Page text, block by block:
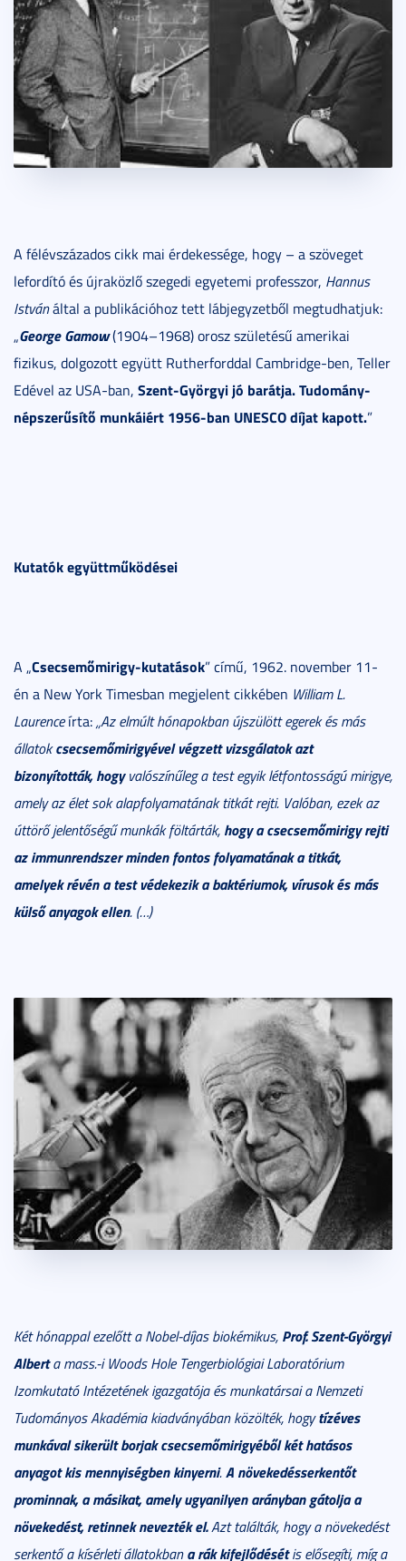
A félévszázados cikk mai érdekessége, hogy – a szöveget
lefordító és újraközlő szegedi egyetemi professzor, Hannus
Istvánáltal a publikációhoz tett lábjegyzetből megtudhatjuk:
„George Gamow(1904–1968) orosz születésű amerikai
fizikus, dolgozott együtt Rutherforddal Cambridge-ben, Teller
Edével az USA-ban, Szent-Györgyi jó barátja. Tudomány-
népszerűsítő munkáiért 1956-ban UNESCO díjat kapott.”
Kutatók együttműködései
A „Csecsemőmirigy-kutatások” című, 1962. november 11-
én a New York Timesban megjelent cikkében William L.
Laurenceírta:„Az elmúlt hónapokban újszülött egerek és más
állatokcsecsemőmirigyével végzett vizsgálatok azt
bizonyították, hogyvalószínűleg a test egyik létfontosságú mirigye,
amely az élet sok alapfolyamatának titkát rejti. Valóban, ezek az
úttörő jelentőségű munkák föltárták, hogy a csecsemőmirigy rejti
az immunrendszer minden fontos folyamatának a titkát,
amelyek révén a test védekezik a baktériumok, vírusok és más
külső anyagok ellen. (…)
Két hónappal ezelőtt a Nobel-díjas biokémikus, Prof. Szent-Györgyi
Alberta mass.-i Woods Hole Tengerbiológiai Laboratórium
Izomkutató Intézetének igazgatója és munkatársai a Nemzeti
Tudományos Akadémia kiadványában közölték, hogytízéves
munkával sikerült borjak csecsemőmirigyéből két hatásos
anyagot kis mennyiségben kinyerni.A növekedésserkentőt
prominnak, a másikat, amely ugyanilyen arányban gátolja a
növekedést, retinnek nevezték el.Azt találták, hogy a növekedést
serkentő a kísérleti állatokbana rák kifejlődésétis elősegíti, míg a